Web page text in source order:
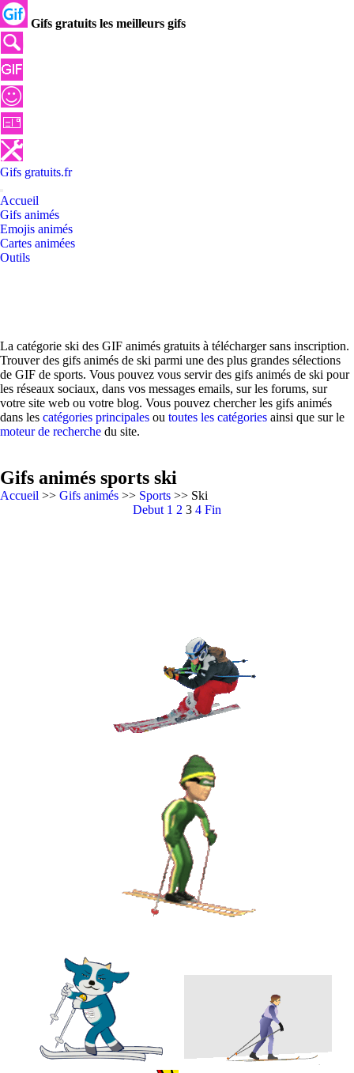
Gifs gratuits les meilleurs gifs
Gifs gratuits.fr
Accueil
Gifs animés
Emojis animés
Cartes animées
Outils
La catégorie ski des GIF animés gratuits à télécharger sans inscription.
Trouver des gifs animés de ski parmi une des plus grandes sélections
de GIF de sports. Vous pouvez vous servir des gifs animés de ski pour
les réseaux sociaux, dans vos messages emails, sur les forums, sur
votre site web ou votre blog. Vous pouvez chercher les gifs animés
dans les catégories principales ou toutes les catégories ainsi que sur le
moteur de recherche du site.
Gifs animés sports ski
Accueil >> Gifs animés >> Sports >> Ski
Debut 1 2 3 4 Fin